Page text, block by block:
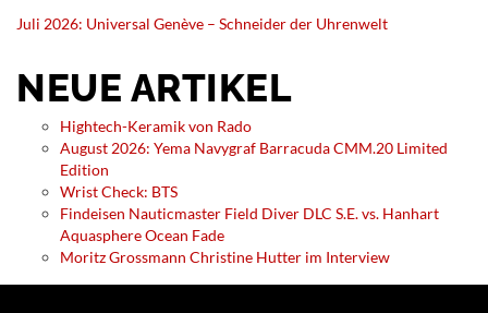
Juli 2026: Universal Genève – Schneider der Uhrenwelt
NEUE ARTIKEL
Hightech-Keramik von Rado
August 2026: Yema Navygraf Barracuda CMM.20 Limited
Edition
Wrist Check: BTS
Findeisen Nauticmaster Field Diver DLC S.E. vs. Hanhart
Aquasphere Ocean Fade
Moritz Grossmann Christine Hutter im Interview